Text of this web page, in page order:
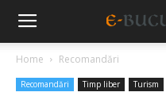
Home Recomandări
Recomandări Timp liber Turism